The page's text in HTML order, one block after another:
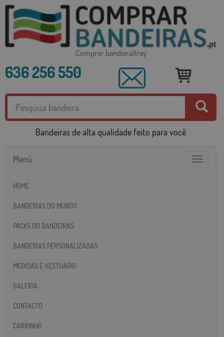
Comprar bandeiraXray
636 256 550
Bandeiras de alta qualidade feito para você
Toggle
Menú
HOME
BANDEIRAS DO MUNDO
PACKS DO BANDEIRAS
BANDEIRAS PERSONALIZADAS
MEDIDAS E VESTUÁRIO
GALERIA
CONTACTO
CARRINHO